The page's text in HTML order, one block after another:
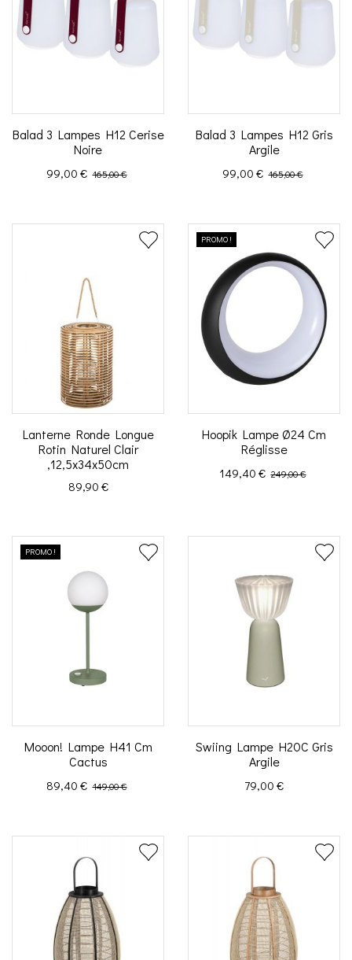
Balad 3 Lampes H12 Cerise
Noire
Prix
99,00 € Prix de base
165,00 €
Balad 3 Lampes H12 Gris
Argile
Prix
99,00 € Prix de base
165,00 €
Lanterne Ronde Longue
Rotin Naturel Clair
,12,5x34x50cm
Prix
89,90 €
PROMO !
Hoopik Lampe Ø24 Cm
Réglisse
Prix
149,40 € Prix de base
249,00 €
PROMO !
Mooon! Lampe H41 Cm
Cactus
Prix
89,40 € Prix de base
149,00 €
Swiing Lampe H20C Gris
Argile
Prix
79,00 €